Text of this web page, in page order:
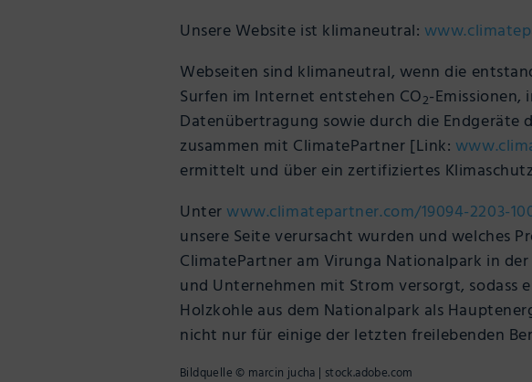
Unsere Website ist klimaneutral:
Webseiten sind klimaneutral, wenn die
Surfen im Internet entstehen CO2-Emissionen,
Datenübertragung sowie durch die
zusammen mit ClimatePartner [Link:
ermittelt und über ein zertifiziertes
Unterwww.climatepartner.com/19094-2203-
unsere Seite verursacht wurden und welches
ClimatePartner am Virunga Nationalpark in
und Unternehmen mit Strom versorgt,
Holzkohle aus dem Nationalpark als
nicht nur für einige der letzten freilebenden
Bildquelle © marcin jucha | stock.adobe.com